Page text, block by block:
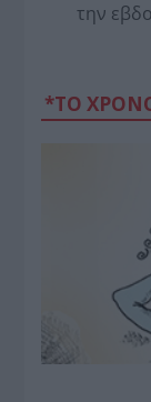
την
*ΤΟ